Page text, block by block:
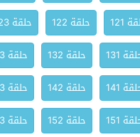
121 حلقة 122
حلقة 123
131 حلقة 132
حلقة 133
141 حلقة 142
حلقة 143
151 حلقة 152
حلقة 153